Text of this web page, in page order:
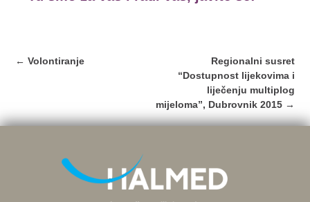
Post
← Volontiranje
Regionalni susret
“Dostupnost lijekovima i
liječenju multiplog
mijeloma”, Dubrovnik 2015 →